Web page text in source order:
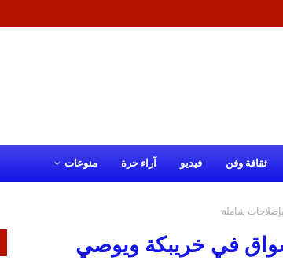
ثقافة وفن فيديو آراء حرة منوعات
شاملة
في خريبكة ويوصي